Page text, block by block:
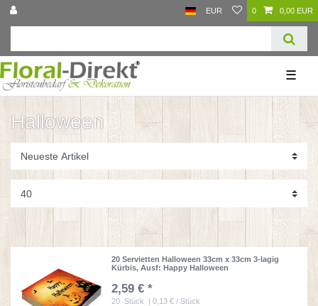
EUR 0 0,00 EUR
☰
Halloween
20 Servietten Halloween 33cm x 33cm 3-lagig
Kürbis, Ausf: Happy Halloween
2,59 € *
20 Stück | 0,13 € / Stück